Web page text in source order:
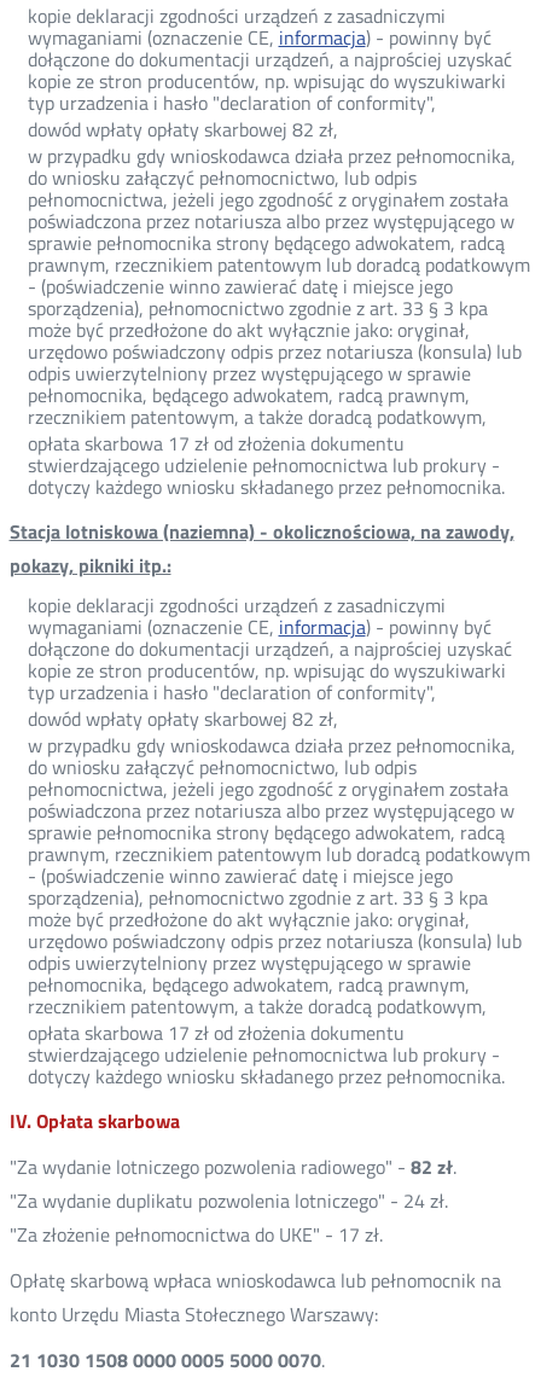
kopie deklaracji zgodności urządzeń z zasadniczymi
wymaganiami (oznaczenie CE, informacja) - powinny być
dołączone do dokumentacji urządzeń, a najprościej uzyskać
kopie ze stron producentów, np. wpisując do wyszukiwarki
typ urzadzenia i hasło "declaration of conformity",
dowód wpłaty opłaty skarbowej 82 zł,
w przypadku gdy wnioskodawca działa przez pełnomocnika,
do wniosku załączyć pełnomocnictwo, lub odpis
pełnomocnictwa, jeżeli jego zgodność z oryginałem została
poświadczona przez notariusza albo przez występującego w
sprawie pełnomocnika strony będącego adwokatem, radcą
prawnym, rzecznikiem patentowym lub doradcą podatkowym
- (poświadczenie winno zawierać datę i miejsce jego
sporządzenia), pełnomocnictwo zgodnie z art. 33 § 3 kpa
może być przedłożone do akt wyłącznie jako: oryginał,
urzędowo poświadczony odpis przez notariusza (konsula) lub
odpis uwierzytelniony przez występującego w sprawie
pełnomocnika, będącego adwokatem, radcą prawnym,
rzecznikiem patentowym, a także doradcą podatkowym,
opłata skarbowa 17 zł od złożenia dokumentu
stwierdzającego udzielenie pełnomocnictwa lub prokury -
dotyczy każdego wniosku składanego przez pełnomocnika.
Stacja lotniskowa (naziemna) - okolicznościowa, na zawody,
pokazy, pikniki itp.:
kopie deklaracji zgodności urządzeń z zasadniczymi
wymaganiami (oznaczenie CE, informacja) - powinny być
dołączone do dokumentacji urządzeń, a najprościej uzyskać
kopie ze stron producentów, np. wpisując do wyszukiwarki
typ urzadzenia i hasło "declaration of conformity",
dowód wpłaty opłaty skarbowej 82 zł,
w przypadku gdy wnioskodawca działa przez pełnomocnika,
do wniosku załączyć pełnomocnictwo, lub odpis
pełnomocnictwa, jeżeli jego zgodność z oryginałem została
poświadczona przez notariusza albo przez występującego w
sprawie pełnomocnika strony będącego adwokatem, radcą
prawnym, rzecznikiem patentowym lub doradcą podatkowym
- (poświadczenie winno zawierać datę i miejsce jego
sporządzenia), pełnomocnictwo zgodnie z art. 33 § 3 kpa
może być przedłożone do akt wyłącznie jako: oryginał,
urzędowo poświadczony odpis przez notariusza (konsula) lub
odpis uwierzytelniony przez występującego w sprawie
pełnomocnika, będącego adwokatem, radcą prawnym,
rzecznikiem patentowym, a także doradcą podatkowym,
opłata skarbowa 17 zł od złożenia dokumentu
stwierdzającego udzielenie pełnomocnictwa lub prokury -
dotyczy każdego wniosku składanego przez pełnomocnika.
IV. Opłata skarbowa
"Za wydanie lotniczego pozwolenia radiowego" - 82 zł.
"Za wydanie duplikatu pozwolenia lotniczego" - 24 zł.
"Za złożenie pełnomocnictwa do UKE" - 17 zł.
Opłatę skarbową wpłaca wnioskodawca lub pełnomocnik na
konto Urzędu Miasta Stołecznego Warszawy:
21 1030 1508 0000 0005 5000 0070.